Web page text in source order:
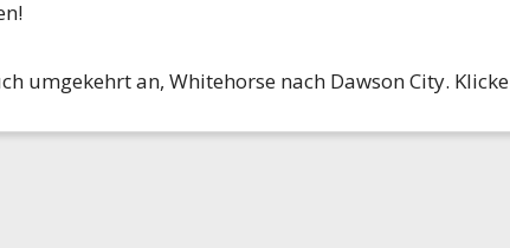
umgekehrt an, Whitehorse nach Dawson City. Klicke